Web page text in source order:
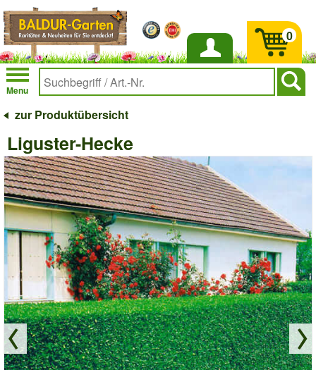
Anmelden
Menu
0
zur Produktübersicht
Liguster-Hecke